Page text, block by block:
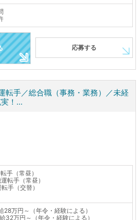
応募する
転手／総合職（事務・業務）／未経
！...
手（常昼）
転手（常昼）
手（交替）
28万円～（年令・経験による）
32万円～（年令・経験による）